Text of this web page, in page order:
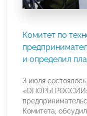
Комитет по
и определил
3 июля
«ОПОРЫ РОССИИ»
Комитета,